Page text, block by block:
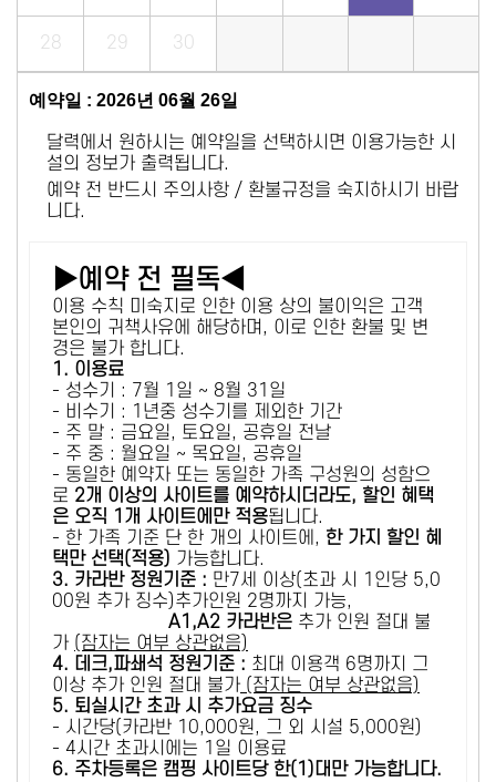
28 29 30
예약일 : 2026년 06월 26일
달력에서 원하시는 예약일을 선택하시면 이용가능한 시
설의 정보가 출력됩니다.
예약 전 반드시 주의사항 / 환불규정을 숙지하시기 바랍
니다.
▶예약 전 필독◀
이용 수칙 미숙지로 인한 이용 상의 불이익은 고객
본인의 귀책사유에 해당하며, 이로 인한 환불 및 변
경은 불가 합니다.
1. 이용료
- 성수기 : 7월 1일 ~ 8월 31일
- 비수기 : 1년중 성수기를 제외한 기간
- 주 말 : 금요일, 토요일, 공휴일 전날
- 주 중 : 월요일 ~ 목요일, 공휴일
- 동일한 예약자 또는 동일한 가족 구성원의 성함으
로 2개 이상의 사이트를 예약하시더라도, 할인 혜택
은 오직 1개 사이트에만 적용됩니다.
- 한 가족 기준 단 한 개의 사이트에, 한 가지 할인 혜
택만 선택(적용) 가능합니다.
3. 카라반 정원기준 : 만7세 이상(초과 시 1인당 5,0
00원 추가 징수)추가인원 2명까지 가능,
A1,A2 카라반은 추가 인원 절대 불
가 (잠자는 여부 상관없음)
4. 데크,파쇄석 정원기준 : ​최대 이용객 6명까지 그
이상 추가 인원 절대 불가 (잠자는 여부 상관없음)
5. 퇴실시간 초과 시 추가요금 징수
- 시간당(카라반 10,000원, 그 외 시설 5,000원)
- 4시간 초과시에는 1일 이용료
6. 주차등록은 캠핑 사이트당 한(1)대만 가능합니다.